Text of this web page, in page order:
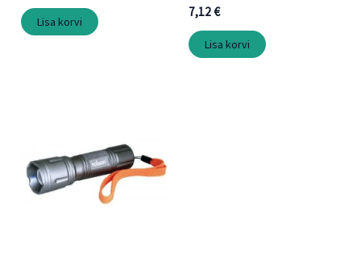
Lisa korvi
7,12€
Lisa korvi